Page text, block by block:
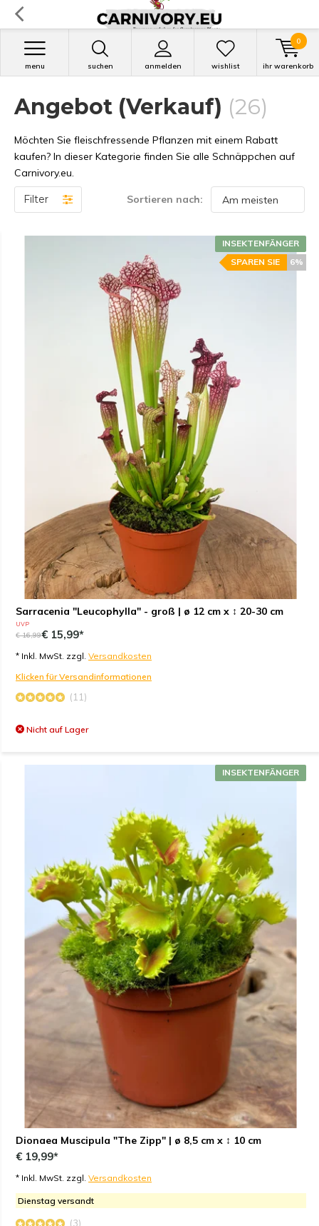
suchen anmelden
menu wishlist ihr warenkorb
0
Angebot (Verkauf) (26)
Möchten Sie fleischfressende Pflanzen mit einem Rabatt
kaufen? In dieser Kategorie finden Sie alle Schnäppchen auf
Carnivory.eu.
Filter Sortieren nach:
Sarracenia "Leucophylla" - groß | ø 12 cm x ↕ 20-30 cm
INSEKTENFÄNGER
6%
SPAREN SIE
UVP
€ 16,99€ 15,99*
* Inkl. MwSt. zzgl. Versandkosten
Klicken für Versandinformationen
(11)
Nicht auf Lager
Dionaea Muscipula "The Zipp" | ø 8,5 cm x ↕ 10 cm
INSEKTENFÄNGER
€ 19,99*
* Inkl. MwSt. zzgl. Versandkosten
Dienstag versandt
(3)